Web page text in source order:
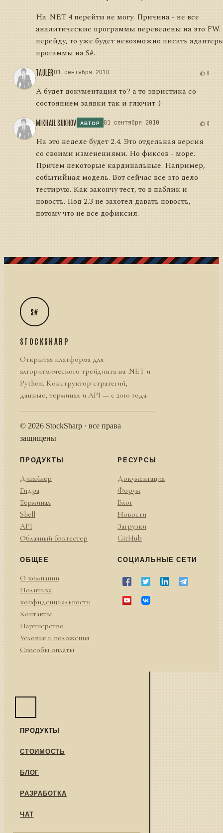
На .NET 4 перейти не могу. Причина - не все
аналитические программы переведены на это
перейду, то уже будет невозможно писать
прогаммы на S#.
TAULER01 сентября 2010 0
А будет документация то? а то эвристика со
состоянием заявки так и глючит :)
MIKHAIL SUKHOV АВТОР 01 сентября 2010 0
На это неделе будет 2.4. Это отдельная версия
со своими изменениями. Но фиксов - море.
Причем некоторые кардинальные. Например,
событийная модель. Вот сейчас все это дело
тестирую. Как закончу тест, то в паблик и
новость. Под 2.3 не захотел давать новость,
потому что не все дофиксил.
S#
STOCKSHARP
Открытая платформа для
алгоритмического трейдинга на .NET и
Python. Конструктор стратегий,
данные, терминал и API — с 2010 года.
© 2026 StockSharp · все права
защищены
ПРОДУКТЫ
Дизайнер
Гидра
Терминал
Shell
API
Облачный бэктестер
РЕСУРСЫ
Документация
Форум
Блог
Новости
Загрузки
GitHub
ОБЩЕЕ
О компании
Политика
конфиденциальности
Контакты
Партнерство
Условия и положения
Способы оплаты
СОЦИАЛЬНЫЕ СЕТИ
ПРОДУКТЫ
СТОИМОСТЬ
БЛОГ
РАЗРАБОТКА
ЧАТ